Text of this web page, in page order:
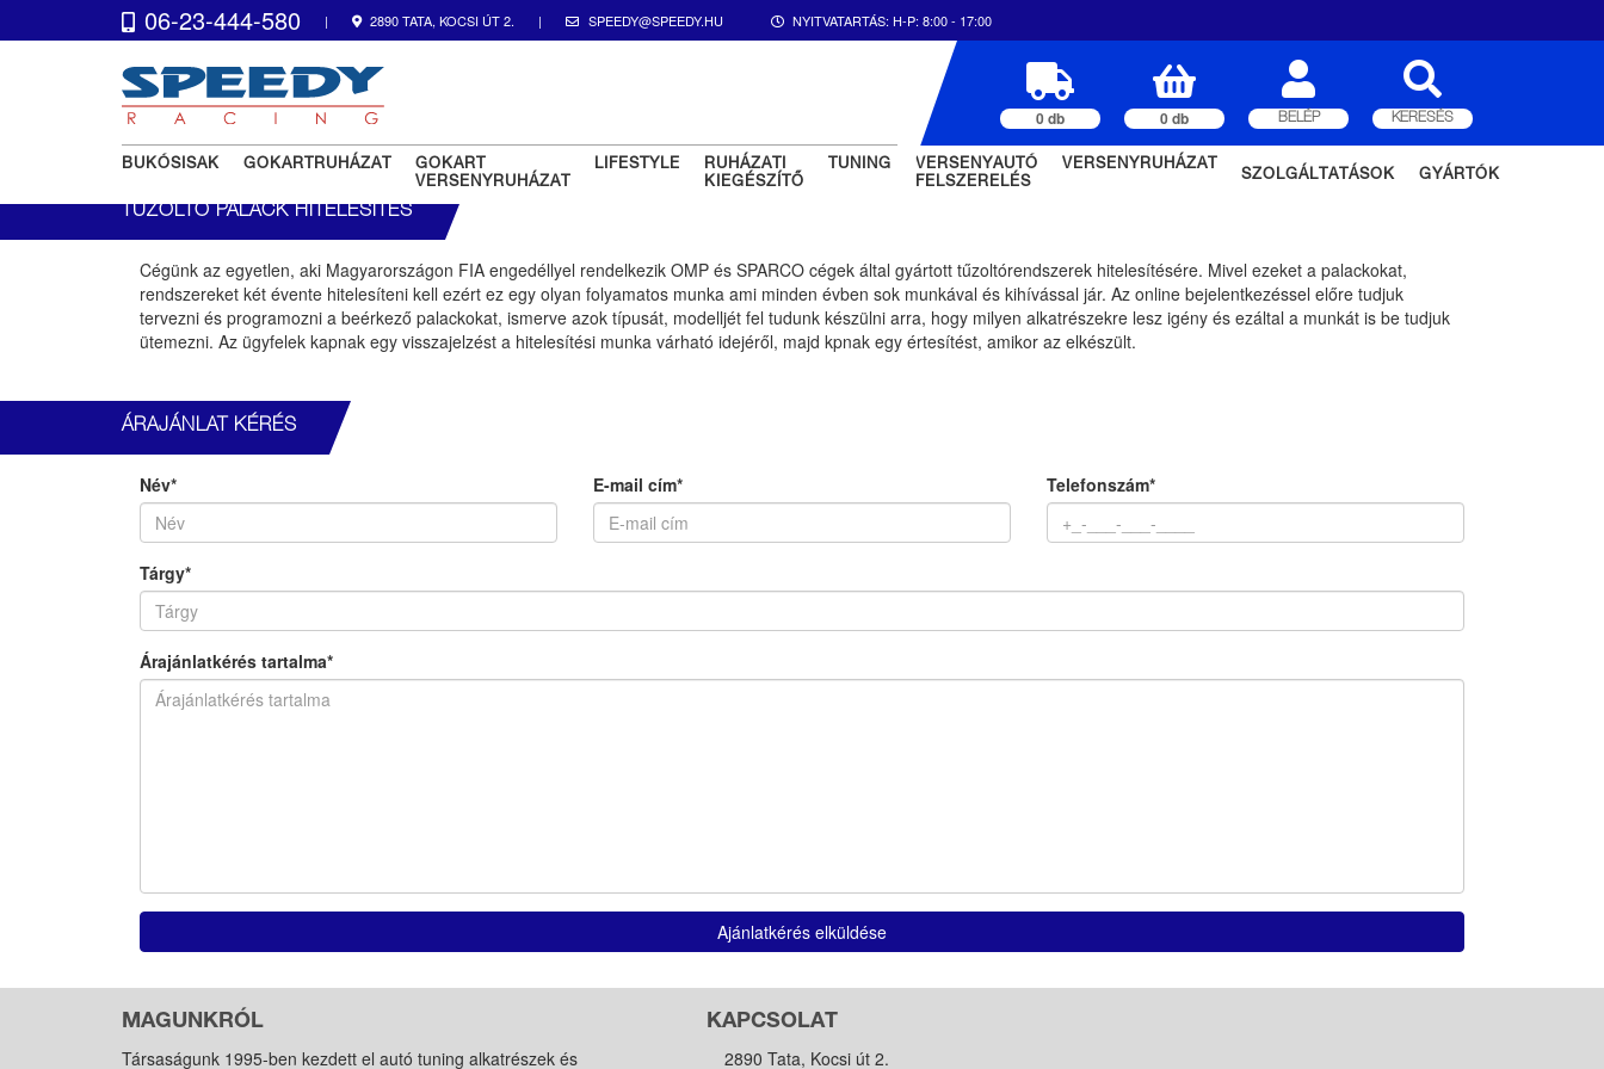
06-23-444-580 | 2890 TATA, KOCSI ÚT 2. | SPEEDY@SPEEDY.HU NYITVATARTÁS: H-P: 8:00 - 17:00
0 db 0 db BELÉP KERESÉS
BUKÓSISAK GOKARTRUHÁZAT
GOKART
VERSENYRUHÁZAT
LIFESTYLE
RUHÁZATI
KIEGÉSZÍTŐ
TUNING
VERSENYAUTÓ
FELSZERELÉS
VERSENYRUHÁZAT
SZOLGÁLTATÁSOK GYÁRTÓK
TŰZOLTÓ PALACK HITELESÍTÉS
Cégünk az egyetlen, aki Magyarországon FIA engedéllyel rendelkezik OMP és SPARCO cégek által gyártott tűzoltórendszerek hitelesítésére. Mivel ezeket a palackokat,
rendszereket két évente hitelesíteni kell ezért ez egy olyan folyamatos munka ami minden évben sok munkával és kihívással jár. Az online bejelentkezéssel előre tudjuk
tervezni és programozni a beérkező palackokat, ismerve azok típusát, modelljét fel tudunk készülni arra, hogy milyen alkatrészekre lesz igény és ezáltal a munkát is be tudjuk
ütemezni. Az ügyfelek kapnak egy visszajelzést a hitelesítési munka várható idejéről, majd kpnak egy értesítést, amikor az elkészült.
ÁRAJÁNLAT KÉRÉS
Név* E-mail cím* Telefonszám*
Tárgy*
Árajánlatkérés tartalma*
Ajánlatkérés elküldése
MAGUNKRÓL
Társaságunk 1995-ben kezdett el autó tuning alkatrészek és
KAPCSOLAT
2890 Tata, Kocsi út 2.